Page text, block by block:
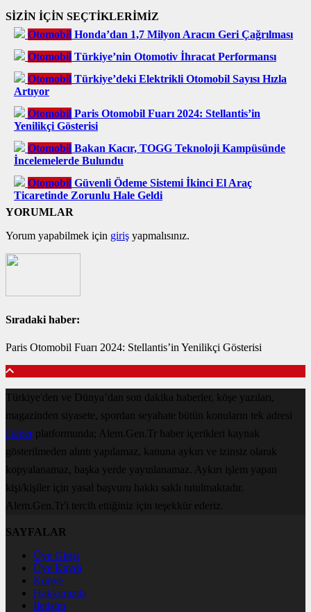
SİZİN İÇİN SEÇTİKLERİMİZ
Otomobil Honda’dan 1,7 Milyon Aracın Geri Çağrılması
Otomobil Türkiye’nin Otomotiv İhracat Performansı
Otomobil Türkiye’deki Elektrikli Otomobil Sayısı Hızla
Artıyor
Otomobil Paris Otomobil Fuarı 2024: Stellantis’in
Yenilikçi Gösterisi
Otomobil Bakan Kacır, TOGG Teknoloji Kampüsünde
İncelemelerde Bulundu
Otomobil Güvenli Ödeme Sistemi İkinci El Araç
Ticaretinde Zorunlu Hale Geldi
YORUMLAR
Yorum yapabilmek için giriş yapmalısınız.
Sıradaki haber:
Paris Otomobil Fuarı 2024: Stellantis’in Yenilikçi Gösterisi
Türkiye'den ve Dünya’dan son dakika haberler, köşe yazıları,
magazinden siyasete, spordan seyahate bütün konuların tek adresi
Haberplatformunda; Alem.Gen.Tr haber içerikleri kaynak
gösterilmeden alıntı yapılamaz, kanuna aykırı ve izinsiz olarak
kopyalanamaz, başka yerde yayınlanamaz. Aykırı işlem yapan
kişi/kişiler için yasal başvuru hakkı saklı tutulmaktadır.
Alem.Gen.Tr'i tercih ettiğiniz için teşekkür ederiz.
SAYFALAR
Üye Girişi
Üye Kaydı
Künye
Hakkımızda
İletişim